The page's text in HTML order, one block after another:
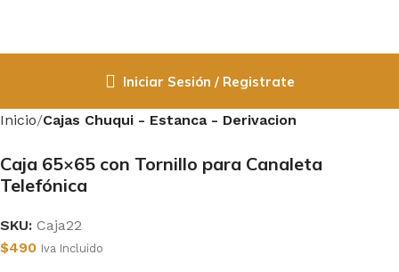
Iniciar Sesión / Registrate
Inicio Cajas Chuqui - Estanca - Derivacion
Caja 65×65 con Tornillo para Canaleta
Telefónica
SKU: Caja22
$490 Iva Incluido